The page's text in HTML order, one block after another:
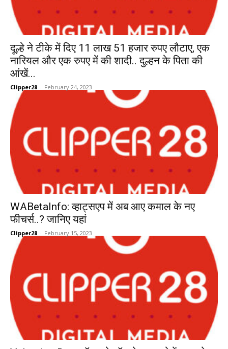
दूल्हे ने टीके में दिए 11 लाख 51 हजार रुपए लौटाए, एक
नारियल और एक रुपए में की शादी.. दुल्हन के पिता की
आंखें...
Clipper28 - February 24, 2023
WABetaInfo: व्हाट्सएप में अब आए कमाल के नए
फीचर्स..? जानिए यहां
Clipper28 - February 15, 2023